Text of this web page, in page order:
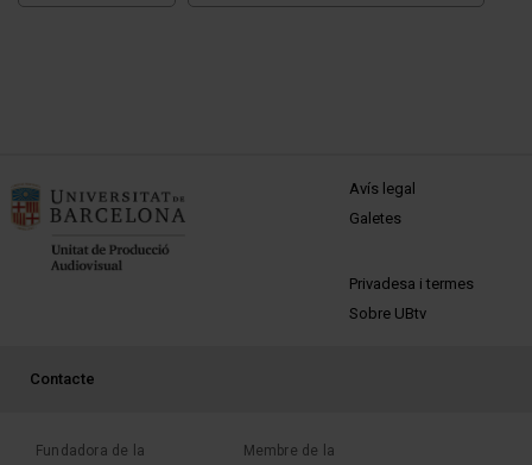
MENÚ PEU 1
Avís legal
Galetes
PEU 2
Privadesa i termes
Sobre UBtv
PEU 3
Contacte
Fundadora de la Membre de la